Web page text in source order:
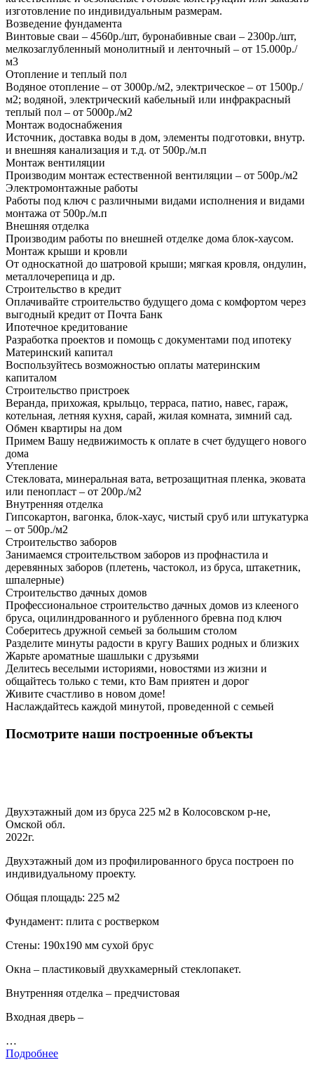
изготовление по индивидуальным размерам.
Возведение фундамента
Винтовые сваи – 4560р./шт, буронабивные сваи – 2300р./шт,
мелкозаглубленный монолитный и ленточный – от 15.000р./
м3
Отопление и теплый пол
Водяное отопление – от 3000р./м2, электрическое – от 1500р./
м2; водяной, электрический кабельный или инфракрасный
теплый пол – от 5000р./м2
Монтаж водоснабжения
Источник, доставка воды в дом, элементы подготовки, внутр.
и внешняя канализация и т.д. от 500р./м.п
Монтаж вентиляции
Производим монтаж естественной вентиляции – от 500р./м2
Электромонтажные работы
Работы под ключ с различными видами исполнения и видами
монтажа от 500р./м.п
Внешняя отделка
Производим работы по внешней отделке дома блок-хаусом.
Монтаж крыши и кровли
От односкатной до шатровой крыши; мягкая кровля, ондулин,
металлочерепица и др.
Строительство в кредит
Оплачивайте строительство будущего дома с комфортом через
выгодный кредит от Почта Банк
Ипотечное кредитование
Разработка проектов и помощь с документами под ипотеку
Материнский капитал
Воспользуйтесь возможностью оплаты материнским
капиталом
Строительство пристроек
Веранда, прихожая, крыльцо, терраса, патио, навес, гараж,
котельная, летняя кухня, сарай, жилая комната, зимний сад.
Обмен квартиры на дом
Примем Вашу недвижимость к оплате в счет будущего нового
дома
Утепление
Стекловата, минеральная вата, ветрозащитная пленка, эковата
или пенопласт – от 200р./м2
Внутренняя отделка
Гипсокартон, вагонка, блок-хаус, чистый сруб или штукатурка
– от 500р./м2
Строительство заборов
Занимаемся строительством заборов из профнастила и
деревянных заборов (плетень, частокол, из бруса, штакетник,
шпалерные)
Строительство дачных домов
Профессиональное строительство дачных домов из клееного
бруса, оцилиндрованного и рубленного бревна под ключ
Соберитесь дружной семьей за большим столом
Разделите минуты радости в кругу Ваших родных и близких
Жарьте ароматные шашлыки с друзьями
Делитесь веселыми историями, новостями из жизни и
общайтесь только с теми, кто Вам приятен и дорог
Живите счастливо в новом доме!
Наслаждайтесь каждой минутой, проведенной с семьей
Посмотрите наши построенные объекты
Двухэтажный дом из бруса 225 м2 в Колосовском р-не,
Омской обл.
2022г.
Двухэтажный дом из профилированного бруса построен по
индивидуальному проекту.
Общая площадь: 225 м2
Фундамент: плита с ростверком
Стены: 190х190 мм сухой брус
Окна – пластиковый двухкамерный стеклопакет.
Внутренняя отделка – предчистовая
Входная дверь –
…
Подробнее